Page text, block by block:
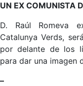
UN EX COMUNISTA
D. Raúl Romeva
Catalunya Verds,
por delante de los
para dar una imagen
–